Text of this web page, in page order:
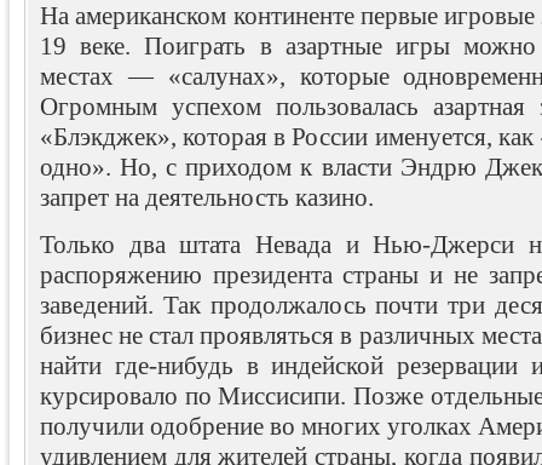
На американском континенте первые игровые
19 веке. Поиграть в азартные игры
местах — «салунах», которые
Огромным успехом пользовалась азартная
«Блэкджек», которая в России именуется,
одно». Но, с приходом к власти Эндрю
запрет на деятельность казино.
Только два штата Невада и Нью-Джерси
распоряжению президента страны и не
заведений. Так продолжалось почти три
бизнес не стал проявляться в различных
найти где-нибудь в индейской резервации
курсировало по Миссисипи. Позже отдельные
получили одобрение во многих уголках
удивлением для жителей страны, когда